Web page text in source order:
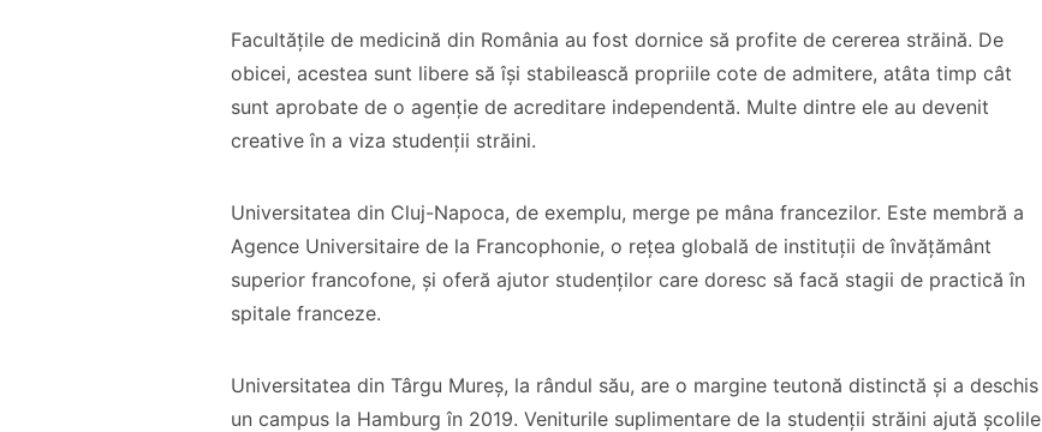
Facultățile de medicină din România au fost dornice să profite de cererea străină. De
obicei, acestea sunt libere să își stabilească propriile cote de admitere, atâta timp cât
sunt aprobate de o agenție de acreditare independentă. Multe dintre ele au devenit
creative în a viza studenții străini.
Universitatea din Cluj-Napoca, de exemplu, merge pe mâna francezilor. Este membră a
Agence Universitaire de la Francophonie, o rețea globală de instituții de învățământ
superior francofone, și oferă ajutor studenților care doresc să facă stagii de practică în
spitale franceze.
Universitatea din Târgu Mureș, la rândul său, are o margine teutonă distinctă și a deschis
un campus la Hamburg în 2019. Veniturile suplimentare de la studenții străini ajută școlile